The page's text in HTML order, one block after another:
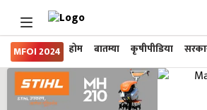
MFOI 2024 होम बातम्या कृषीपीडिया